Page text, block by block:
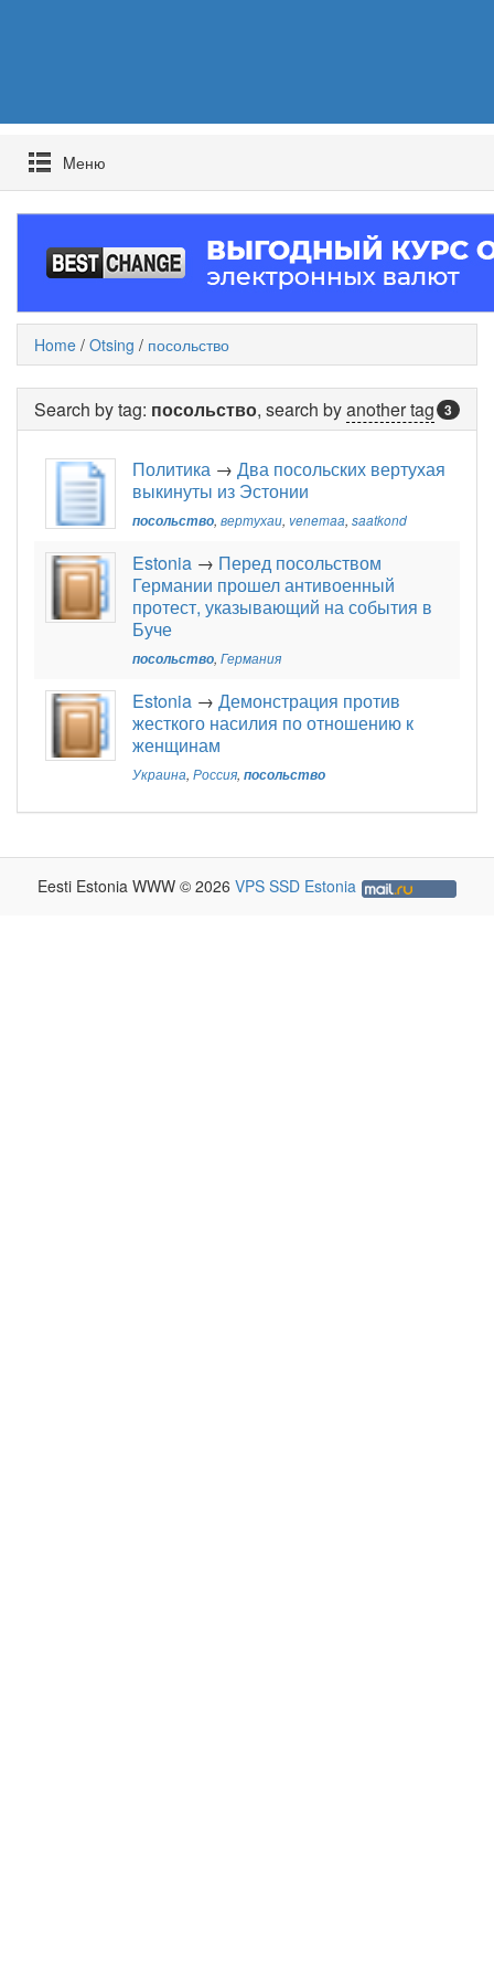
Mеню
Home / Otsing / посольство
3
Search by tag: посольство, search byanother tag
Политика → Два посольских вертухая
выкинуты из Эстонии
посольство, вертухаи, venemaa, saatkond
Estonia → Перед посольством
Германии прошел антивоенный
протест, указывающий на события в
Буче
посольство, Германия
Estonia → Демонстрация против
жесткого насилия по отношению к
женщинам
Украина, Россия, посольство
Eesti Estonia WWW © 2026 VPS SSD Estonia